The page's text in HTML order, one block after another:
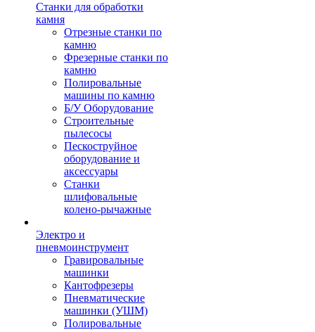
Станки для обработки
камня
Отрезные станки по
камню
Фрезерные станки по
камню
Полировальные
машины по камню
Б/У Оборудование
Строительные
пылесосы
Пескоструйное
оборудование и
аксессуары
Станки
шлифовальные
колено-рычажные
Электро и
пневмоинструмент
Гравировальные
машинки
Кантофрезеры
Пневматические
машинки (УШМ)
Полировальные